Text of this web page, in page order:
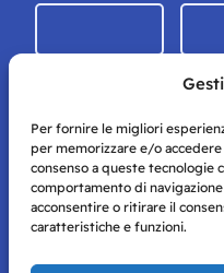
Per fornire le migliori
per memorizzare e/o
consenso a queste tecnologie
comportamento di
acconsentire o ritirare il
caratteristiche e funzioni.